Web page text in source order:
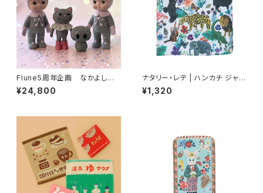
Flune5周年企画 なかよしチャ
ーミーちゃんとフルネノネコ
¥24,800
ナタリー・レテ | ハンカチ ジャン
グル | Handkerchief Jungle
¥1,320